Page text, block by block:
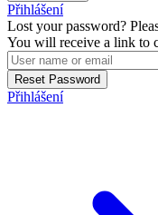
Přihlášení
Lost your password?
You will receive a link to
Reset Password
Přihlášení